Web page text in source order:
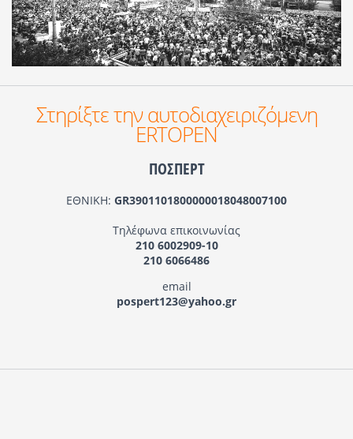
Στηρίξτε την αυτοδιαχειριζόμενη
ERTOPEN
ΠΟΣΠΕΡΤ
ΕΘΝΙΚΗ: GR3901101800000018048007100
Τηλέφωνα επικοινωνίας
210 6002909-10
210 6066486
email
pospert123@yahoo.gr